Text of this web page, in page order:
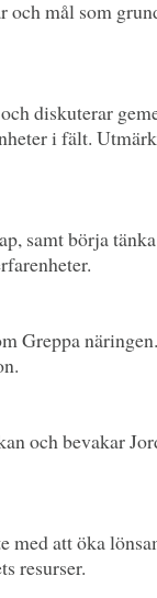
och mål som
diskuterar
i fält.
samt börja
Greppa
och bevakar
att öka
resurser.